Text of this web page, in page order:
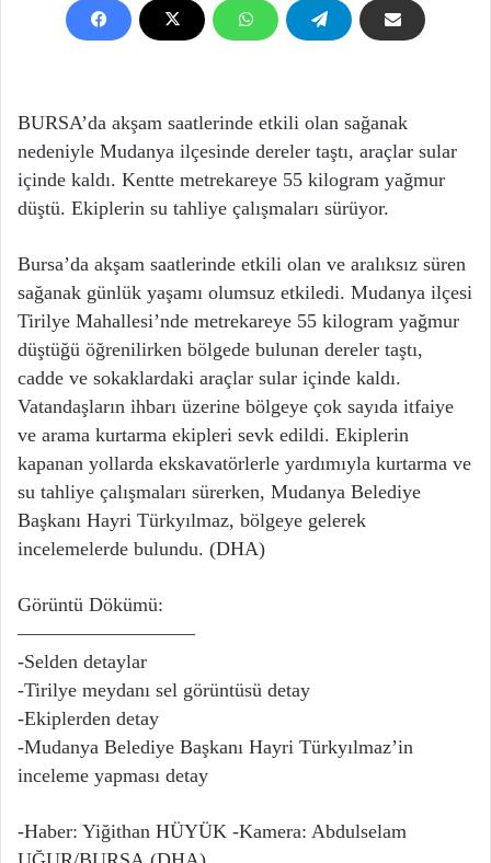
BURSA’da akşam saatlerinde etkili olan sağanak
nedeniyle Mudanya ilçesinde dereler taştı, araçlar sular
içinde kaldı. Kentte metrekareye 55 kilogram yağmur
düştü. Ekiplerin su tahliye çalışmaları sürüyor.
Bursa’da akşam saatlerinde etkili olan ve aralıksız süren
sağanak günlük yaşamı olumsuz etkiledi. Mudanya ilçesi
Tirilye Mahallesi’nde metrekareye 55 kilogram yağmur
düştüğü öğrenilirken bölgede bulunan dereler taştı,
cadde ve sokaklardaki araçlar sular içinde kaldı.
Vatandaşların ihbarı üzerine bölgeye çok sayıda itfaiye
ve arama kurtarma ekipleri sevk edildi. Ekiplerin
kapanan yollarda ekskavatörlerle yardımıyla kurtarma ve
su tahliye çalışmaları sürerken, Mudanya Belediye
Başkanı Hayri Türkyılmaz, bölgeye gelerek
incelemelerde bulundu. (DHA)
Görüntü Dökümü:
—————————
-Selden detaylar
-Tirilye meydanı sel görüntüsü detay
-Ekiplerden detay
-Mudanya Belediye Başkanı Hayri Türkyılmaz’in
inceleme yapması detay
-Haber: Yiğithan HÜYÜK -Kamera: Abdulselam